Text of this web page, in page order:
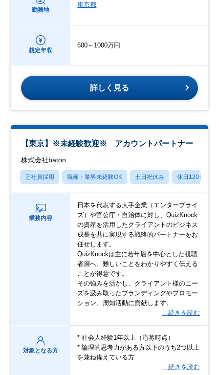
勤務地
東京都
想定年収
600～1000万円
詳しく見る
【東京】※未経験歓迎※ アカウントパートナー
株式会社baton
正社員採用 職種・業界未経験OK 土日祝休み 休日120日以上
業務内容
日本を代表する大手企業（エンタープライ
ズ）や官公庁・自治体に対し、QuizKnock
の資産を活用したクライアントのビジネス
成長を共に実現する戦略的パートナーをお
任せします。
QuizKnockは主に若年層を中心とした視聴
者層へ、難しいことをわかりやすく伝える
ことが得意です。
その強みを活かし、クライアント様のニー
ズを汲み取ったブランディングやプロモー
ション、周知活動に貢献します。
…続きを読む
対象となる方
* 社会人経験1年以上（応募時点）
* 論理的思考力がある方以下のうち2つ以上
を兼ね備えている方
…続きを読む